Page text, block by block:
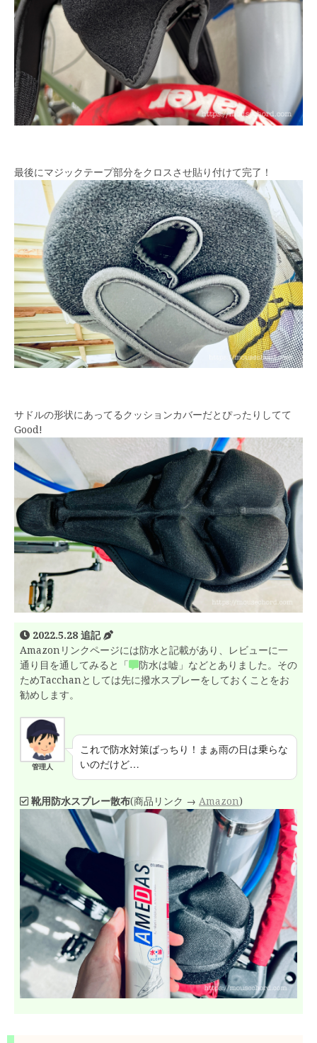
最後にマジックテープ部分をクロスさせ貼り付けて完了！
サドルの形状にあってるクッションカバーだとぴったりしてて
Good!
2022.5.28 追記
Amazonリンクページには防水と記載があり、レビューに一
通り目を通してみると「
防水は嘘」などとありました。その
ためTacchanとしては先に撥水スプレーをしておくことをお
勧めします。
管理人
これで防水対策ばっちり！まぁ雨の日は乗らな
いのだけど…
靴用防水スプレー散布(商品リンク → Amazon)